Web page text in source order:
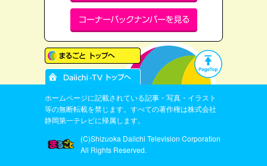
ホームページに記載されている記事・写真・イラスト
等の無断転載を禁じます。すべての著作権は株式会社
静岡第一テレビに帰属します。
(C)Shizuoka Daiichi Television Corporation
All Rights Reserved.